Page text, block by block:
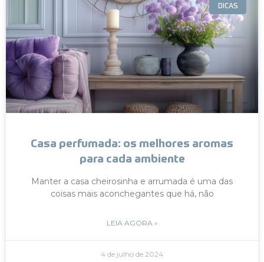
DICAS
Casa perfumada: os melhores aromas
para cada ambiente
Manter a casa cheirosinha e arrumada é uma das
coisas mais aconchegantes que há, não
LEIA AGORA »
4 de julho de 2024